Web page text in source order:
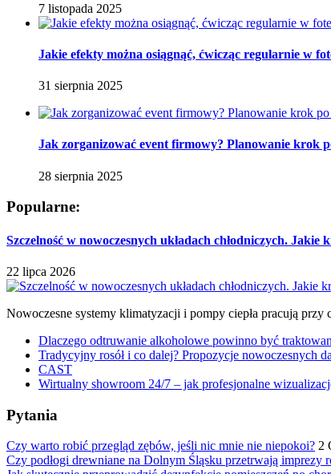
7 listopada 2025
Jakie efekty można osiągnąć, ćwicząc regularnie w
31 sierpnia 2025
Jak zorganizować event firmowy? Planowanie krok
28 sierpnia 2025
Popularne:
Szczelność w nowoczesnych układach chłodniczych.
22 lipca 2026
Nowoczesne systemy klimatyzacji i pompy ciepła pracują
Dlaczego odtruwanie alkoholowe powinno być
Tradycyjny rosół i co dalej? Propozycje nowoczesnych
CAST
Wirtualny showroom 24/7 – jak profesjonalne
Pytania
Czy warto robić przegląd zębów, jeśli nic mnie nie niepokoi? 2
Czy podłogi drewniane na Dolnym Śląsku przetrwają imprezy